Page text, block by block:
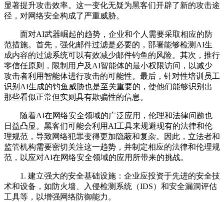
显著提升攻击效率。这一变化无疑为黑客们开辟了新的攻击途
径，对网络安全构成了严重威胁。
面对AI武器崛起的趋势，企业和个人需要采取相应的防
范措施。首先，强化邮件过滤是必要的，部署能够检测AI生
成内容的过滤系统可以有效减少邮件钓鱼的风险。其次，推行
零信任原则，限制用户及AI智能体的最小权限访问，以减少
攻击者利用智能体进行攻击的可能性。最后，针对性培训员工
识别AI生成的钓鱼威胁也是至关重要的，使他们能够识别出
那些看似正常但实则具有欺骗性的信息。
随着AI在网络安全领域的广泛应用，伦理和法律问题也
日益凸显。黑客们可能会利用AI工具来规避现有的法律和伦
理规范，导致网络犯罪变得更加隐蔽和复杂。因此，立法者和
监管机构需要密切关注这一趋势，并制定相应的法律和伦理规
范，以应对AI在网络安全领域的应用所带来的挑战。
1. 建立强大的安全基础设施：企业应投资于先进的安全技
术和设备，如防火墙、入侵检测系统（IDS）和安全漏洞评估
工具等，以增强网络防御能力。